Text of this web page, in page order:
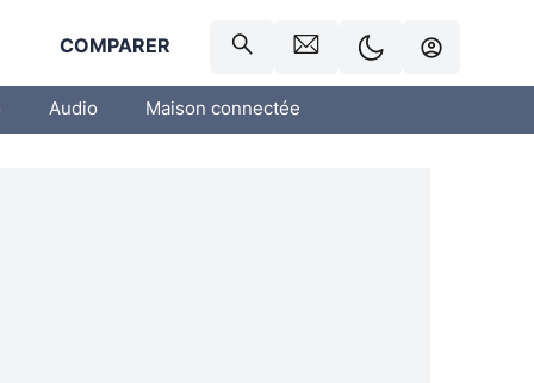
COMPARER
Audio Maison connectée